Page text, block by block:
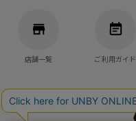
店舗一覧 ご利用ガイド